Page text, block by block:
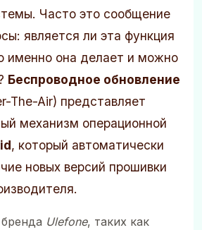
Часто это сообщение
является ли эта функция
именно она делает и можно
Беспроводное обновление
The-Air) представляет
механизм операционной
, который автоматически
новых версий прошивки
Ulefone, таких как